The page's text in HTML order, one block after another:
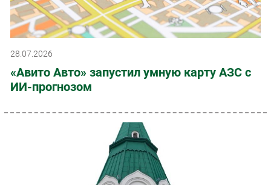
28.07.2026
«Авито Авто» запустил умную карту АЗС с
ИИ-прогнозом